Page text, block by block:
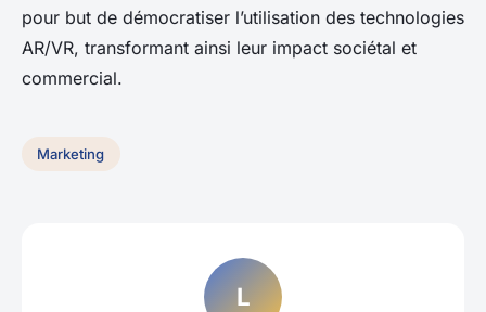
pour but de démocratiser l’utilisation des technologies
AR/VR, transformant ainsi leur impact sociétal et
commercial.
Marketing
L